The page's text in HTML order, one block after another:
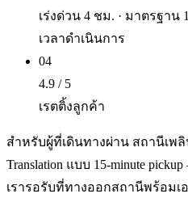
เร่งด่วน 4 ชม. · มาตรฐาน
เวลาดำเนินการ
04
4.9 / 5
เรตติ้งลูกค้า
สำหรับผู้ที่เดินทางผ่าน สถานีเพลิ
Translation แบบ 15-minute
เรารอรับที่ทางออกสถานีพร้อม